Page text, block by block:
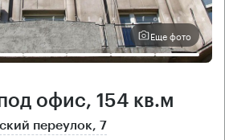
Еще фото
офис, 154 кв.м
переулок, 7